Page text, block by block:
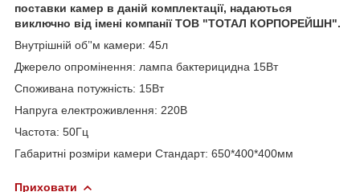
поставки камер в даній комплектації, надаються
виключно від імені компанії ТОВ "ТОТАЛ КОРПОРЕЙШН".
Внутрішній об’'м камери: 45л
Джерело опромінення: лампа бактерицидна 15Вт
Споживана потужність: 15Вт
Напруга електроживлення: 220В
Частота: 50Гц
Габаритні розміри камери Стандарт: 650*400*400мм
Приховати